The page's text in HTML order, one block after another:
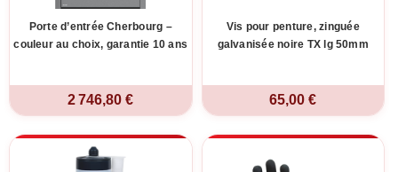
Porte d’entrée Cherbourg –
couleur au choix, garantie 10 ans
2 746,80 €
Vis pour penture, zinguée
galvanisée noire TX lg 50mm
65,00 €